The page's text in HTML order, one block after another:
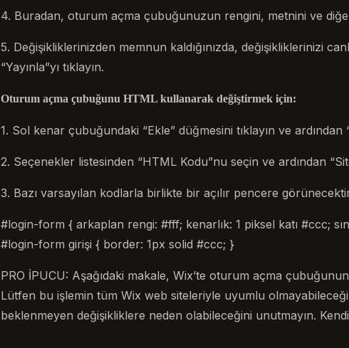
4. Buradan, oturum açma çubuğunuzun rengini, metnini ve
5. Değişikliklerinizden memnun kaldığınızda, değişikliklerinizi
“Yayınla”yı tıklayın.
Oturum açma çubuğunu HTML kullanarak değiştirmek için:
1. Sol kenar çubuğundaki “Ekle” düğmesini tıklayın ve ardından
2. Seçenekler listesinden “HTML Kodu”nu seçin ve ardından
3. Bazı varsayılan kodlarla birlikte bir açılır pencere
#login-form { arkaplan rengi: #fff; kenarlık: 1 piksel katı #ccc;
#login-form girişi { border: 1px solid #ccc; }
PRO İPUCU: Aşağıdaki makale, Wix’te oturum açma
Lütfen bu işlemin tüm Wix web siteleriyle uyumlu
beklenmeyen değişikliklere neden olabileceğini unutmayın.